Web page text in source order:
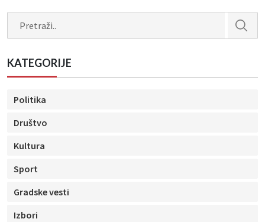
KATEGORIJE
Politika
Društvo
Kultura
Sport
Gradske vesti
Izbori